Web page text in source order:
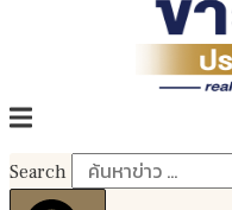
Search